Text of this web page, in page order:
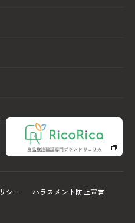
シー ハラスメント防止宣言